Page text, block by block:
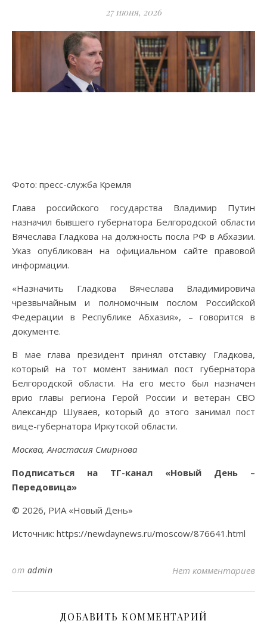
27 июня, 2026
Фото: пресс-служба Кремля
Глава российского государства Владимир Путин
назначил бывшего губернатора Белгородской области
Вячеслава Гладкова на должность посла РФ в Абхазии.
Указ опубликован на официальном сайте правовой
информации.
«Назначить Гладкова Вячеслава Владимировича
чрезвычайным и полномочным послом Российской
Федерации в Республике Абхазия», – говорится в
документе.
В мае глава президент принял отставку Гладкова,
который на тот момент занимал пост губернатора
Белгородской области. На его место был назначен
врио главы региона Герой России и ветеран СВО
Александр Шуваев, который до этого занимал пост
вице-губернатора Иркутской области.
Москва, Анастасия Смирнова
Подписаться на ТГ-канал «Новый День –
Передовица»
© 2026, РИА «Новый День»
Источник: https://newdaynews.ru/moscow/876641.html
от admin Нет комментариев
ДОБАВИТЬ КОММЕНТАРИЙ